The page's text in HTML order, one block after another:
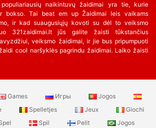
naikintuvų žaidimai yra tie, kurie
bokso. Tai beat em up Žaidimai leis vaikams
ir kad suaugusiųjų kovoti su dėl to veiksmo
321zaidimai.lt jūs galite žaisti tūkstančius
veiksmo žaidimai, ir jie bus pripumpuoti
cool naršyklės pagrindu žaidimai. Laiko žaisti
Games Игры
Jogos
Spelletjes Jeux
Giochi
Spil Pelit
Jogos